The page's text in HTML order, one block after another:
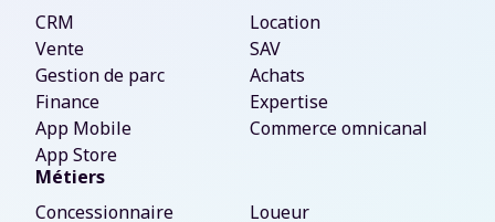
CRM
Location
Vente
SAV
Gestion de parc
Achats
Finance
Expertise
App Mobile
Commerce omnicanal
App Store
Métiers
Concessionnaire
Loueur